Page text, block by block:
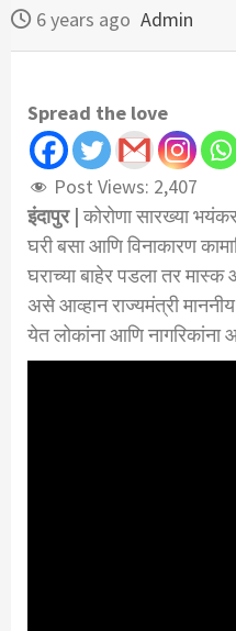
6 years ago Admin
Spread the love
Post Views: 2,407
इंदापुर |कोरोणा सारख्या
घरी बसा आणि विनाकारण
घराच्या बाहेर पडला तर
असे आव्हान राज्यमंत्री
येत लोकांना आणि